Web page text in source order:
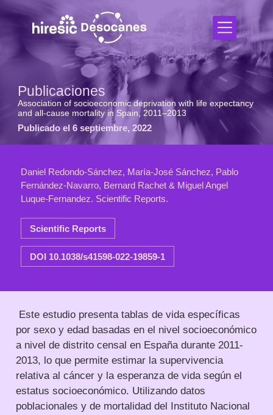
Publicaciones
Association of socioeconomic deprivation with life expectancy
and all-cause mortality in Spain, 2011–2013
Publicado el 6 septiembre, 2022
Daniel Redondo-Sánchez, María-José Sánchez, Pablo
Fernández-Navarro, Bernard Rachet & Miguel Angel
Luque-Fernandez. Scientific Reports.
Scientific Reports
DOI 10.1038/s41598-022-19859-1
Este estudio presenta tablas de vida específicas
por sexo y edad basadas en el nivel socioeconómico
a nivel de distrito censal en España durante 2011-
2013, lo que permite estimar la supervivencia
relativa al cáncer y la esperanza de vida según el
estatus socioeconómico. Utilizando datos
poblacionales y de mortalidad del Instituto Nacional